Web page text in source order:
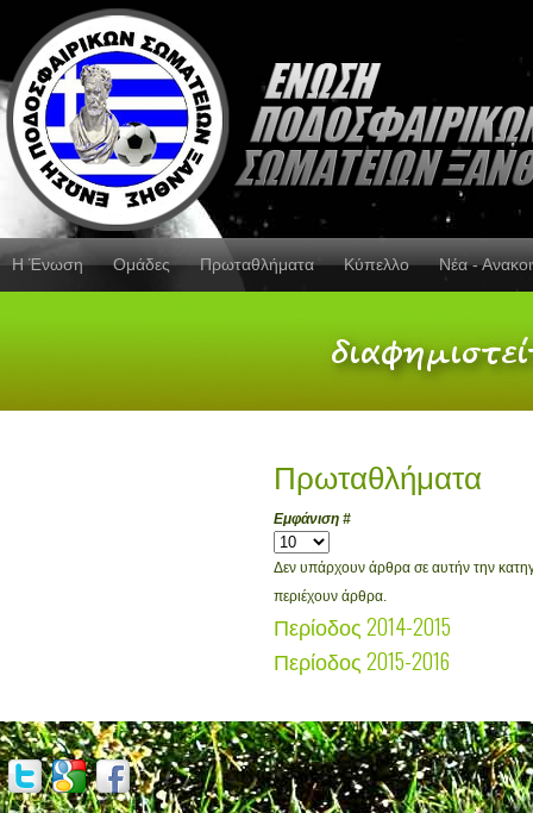
Η Ένωση Ομάδες Πρωταθλήματα Κύπελλο Νέα -
Πρωταθλήματα
Εμφάνιση #
Δεν υπάρχουν άρθρα σε αυτήν την
περιέχουν άρθρα.
Περίοδος 2014-2015
Περίοδος 2015-2016